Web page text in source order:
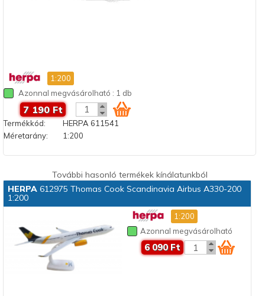
1:200
Azonnal megvásárolható : 1 db
7 190 Ft
Termékkód:
HERPA 611541
Méretarány:
1:200
További hasonló termékek kínálatunkból
HERPA612975 Thomas Cook Scandinavia Airbus A330-200
1:200
1:200
Azonnal megvásárolható
6 090 Ft